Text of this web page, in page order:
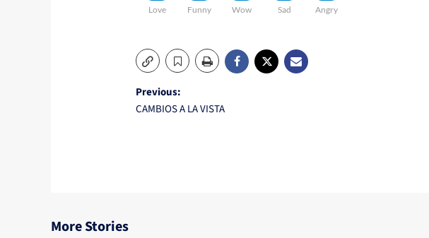
Love
Funny
Wow
Sad
Angry
Post
Previous:
CAMBIOS A LA VISTA
More Stories